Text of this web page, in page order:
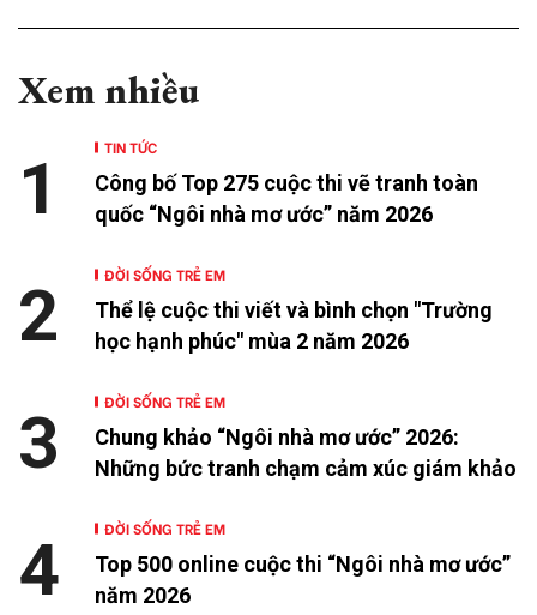
Xem nhiều
TIN TỨC
Công bố Top 275 cuộc thi vẽ tranh toàn
quốc “Ngôi nhà mơ ước” năm 2026
1
ĐỜI SỐNG TRẺ EM
Thể lệ cuộc thi viết và bình chọn "Trường
học hạnh phúc" mùa 2 năm 2026
2
ĐỜI SỐNG TRẺ EM
Chung khảo “Ngôi nhà mơ ước” 2026:
Những bức tranh chạm cảm xúc giám khảo
3
ĐỜI SỐNG TRẺ EM
Top 500 online cuộc thi “Ngôi nhà mơ ước”
năm 2026
4